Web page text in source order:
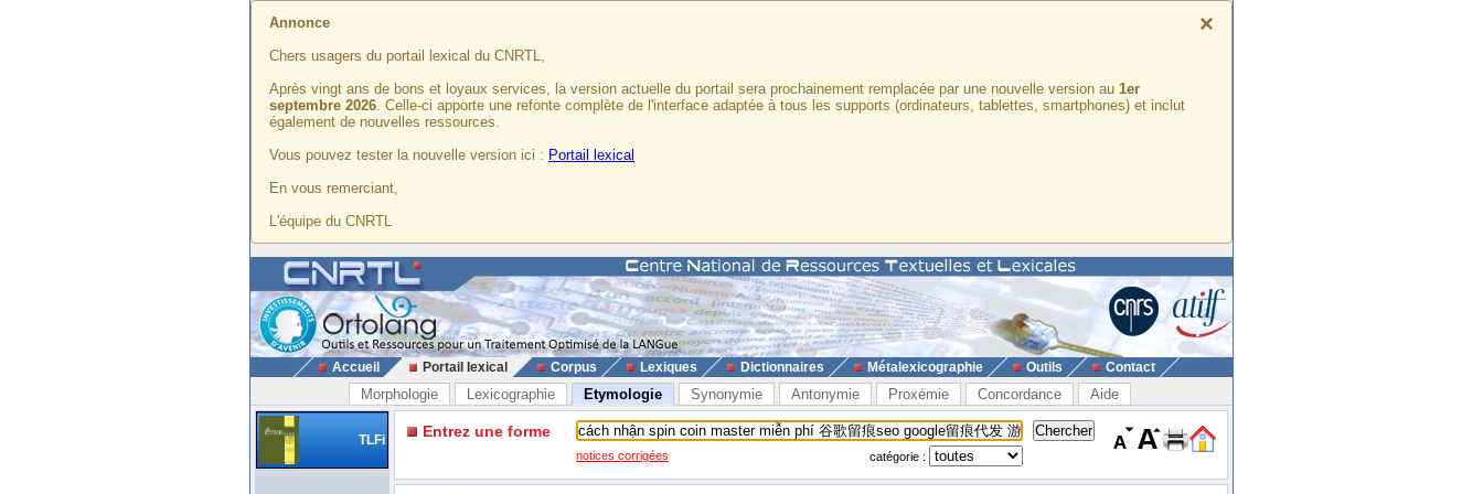
×
Annonce
Chers usagers du portail lexical du CNRTL,
Après vingt ans de bons et loyaux services, la version actuelle du portail sera prochainement remplacée par une nouvelle version au 1er
septembre 2026. Celle-ci apporte une refonte complète de l'interface adaptée à tous les supports (ordinateurs, tablettes, smartphones) et inclut
également de nouvelles ressources.
Vous pouvez tester la nouvelle version ici : Portail lexical
En vous remerciant,
L'équipe du CNRTL
Accueil Portail lexical Corpus Lexiques Dictionnaires Métalexicographie Outils Contact
Morphologie Lexicographie Etymologie Synonymie Antonymie Proxémie Concordance Aide
TLFi Entrez une forme
notices corrigées catégorie :